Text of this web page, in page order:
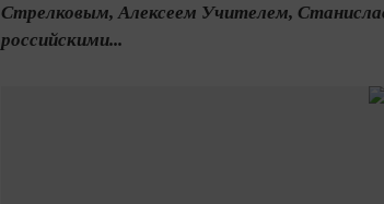
Стрелковым, Алексеем Учителем,
российскими...